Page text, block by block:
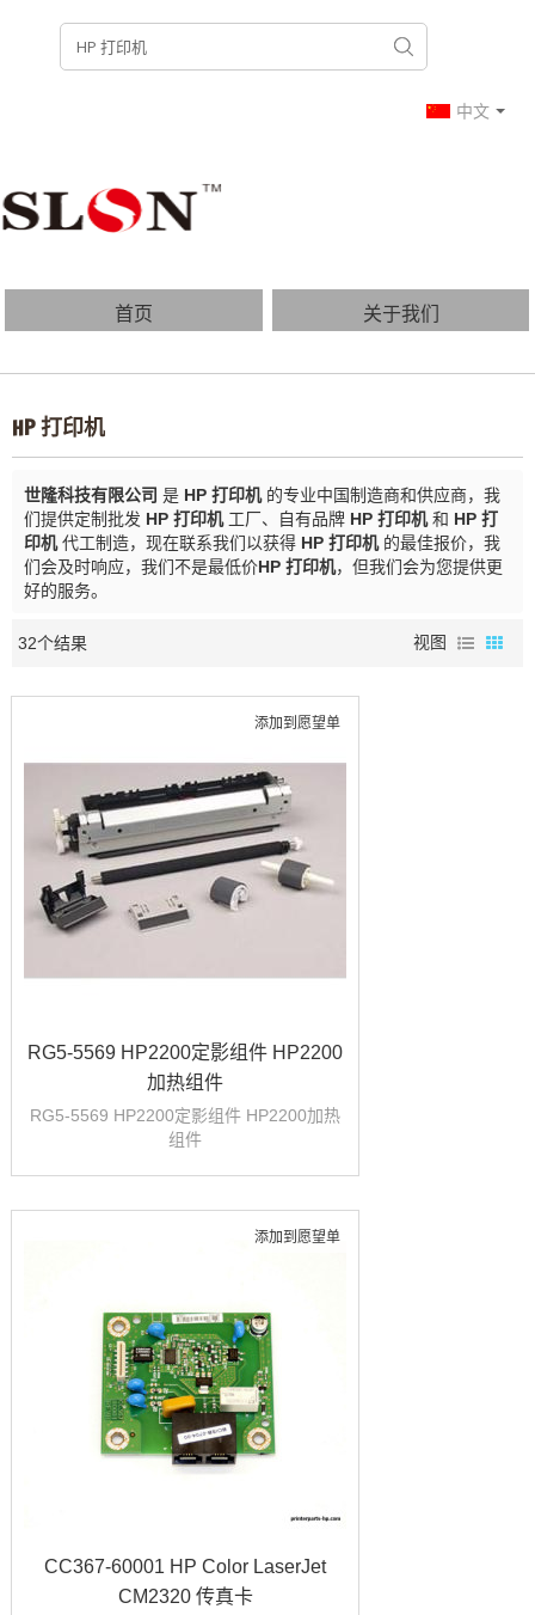
中文
首页 关于我们
产品列表 博客
常见问题
HP 打印机
世隆科技有限公司 是 HP 打印机的专业中国制造商和供应商，我
们提供定制批发 HP 打印机工厂、自有品牌 HP 打印机和 HP 打
印机代工制造，现在联系我们以获得 HP 打印机的最佳报价，我
们会及时响应，我们不是最低价HP 打印机，但我们会为您提供更
好的服务。
32个结果 视图
添加到愿望单
RG5-5569 HP2200定影组件 HP2200
加热组件
RG5-5569 HP2200定影组件 HP2200加热
组件
添加到愿望单
CC367-60001 HP Color LaserJet
CM2320 传真卡